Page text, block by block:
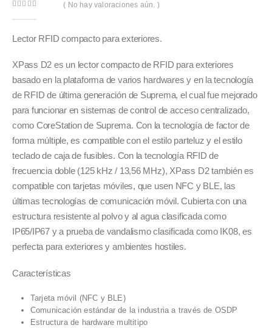
( No hay valoraciones aún. )
Lector RFID compacto para exteriores.
XPass D2 es un lector compacto de RFID para exteriores
basado en la plataforma de varios hardwares y en la tecnología
de RFID de última generación de Suprema, el cual fue mejorado
para funcionar en sistemas de control de acceso centralizado,
como CoreStation de Suprema. Con la tecnología de factor de
forma múltiple, es compatible con el estilo parteluz y el estilo
teclado de caja de fusibles. Con la tecnología RFID de
frecuencia doble (125 kHz / 13,56 MHz), XPass D2 también es
compatible con tarjetas móviles, que usen NFC y BLE, las
últimas tecnologías de comunicación móvil. Cubierta con una
estructura resistente al polvo y al agua clasificada como
IP65/IP67 y a prueba de vandalismo clasificada como IK08, es
perfecta para exteriores y ambientes hostiles.
Características
Tarjeta móvil (NFC y BLE)
Comunicación estándar de la industria a través de OSDP
Estructura de hardware multitipo